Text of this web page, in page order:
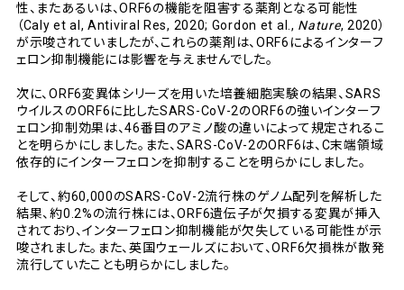
性、またあるいは、ORF6の機能を阻害する薬剤となる可能性
（Caly et al, Antiviral Res, 2020; Gordon et al., Nature, 2020）
が示唆されていましたが、これらの薬剤は、ORF6によるインターフ
ェロン抑制機能には影響を与えませんでした。
次に、ORF6変異体シリーズを用いた培養細胞実験の結果、SARS
ウイルスのORF6に比したSARS-CoV-2のORF6の強いインターフ
ェロン抑制効果は、46番目のアミノ酸の違いによって規定されるこ
とを明らかにしました。また、SARS-CoV-2のORF6は、C末端領域
依存的にインターフェロンを抑制することを明らかにしました。
そして、約60,000のSARS-CoV-2流行株のゲノム配列を解析した
結果、約0.2%の流行株には、ORF6遺伝子が欠損する変異が挿入
されており、インターフェロン抑制機能が欠失している可能性が示
唆されました。また、英国ウェールズにおいて、ORF6欠損株が散発
流行していたことも明らかにしました。